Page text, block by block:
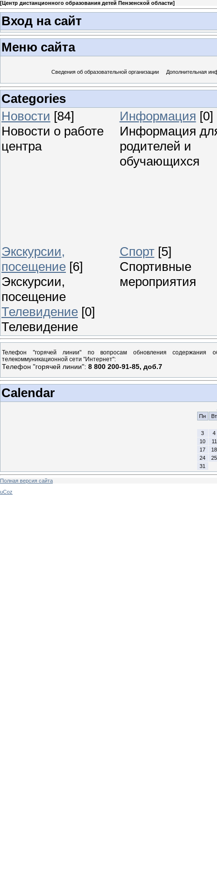
[Центр дистанционного образования детей Пензенской области]
Вход на сайт
Меню сайта
Сведения об образовательной организации Дополнительная
Categories
Новости [84]
Новости о работе
центра
Информация [0]
Информация
родителей и
обучающихся
Экскурсии,
посещение [6]
Экскурсии,
посещение
Спорт [5]
Спортивные
мероприятия
Телевидение [0]
Телевидение
Телефон "горячей линии" по вопросам обновления содержания
телекоммуникационной сети "Интернет":
Телефон "горячей линии": 8 800 200-91-85, доб.7
Calendar
Пн
Вт
3
4
10
11
17
18
24
25
31
Полная версия сайта
uCoz